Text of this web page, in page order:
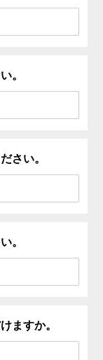
。
さい。
。
ますか。